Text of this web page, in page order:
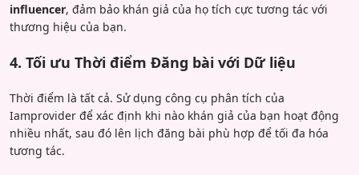
influencer, đảm bảo khán giả của họ tích cực tương tác với
thương hiệu của bạn.
4. Tối ưu Thời điểm Đăng bài với Dữ liệu
Thời điểm là tất cả. Sử dụng công cụ phân tích của
Iamprovider để xác định khi nào khán giả của bạn hoạt động
nhiều nhất, sau đó lên lịch đăng bài phù hợp để tối đa hóa
tương tác.